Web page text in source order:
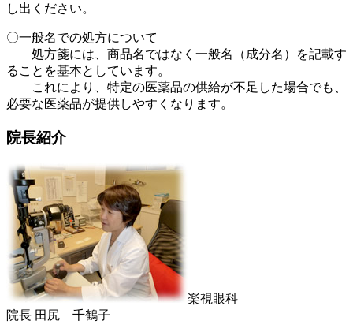
し出ください。
〇一般名での処方について
処方箋には、商品名ではなく一般名（成分名）を記載す
ることを基本としています。
これにより、特定の医薬品の供給が不足した場合でも、
必要な医薬品が提供しやすくなります。
院長紹介
楽視眼科
院長 田尻 千鶴子